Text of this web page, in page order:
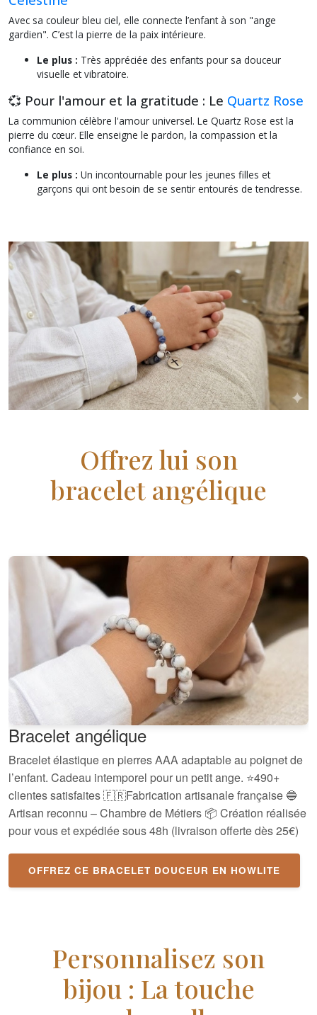
Avec sa couleur bleu ciel, elle connecte l’enfant à son "ange
gardien". C’est la pierre de la paix intérieure.
Le plus : Très appréciée des enfants pour sa douceur
visuelle et vibratoire.
💞 Pour l'amour et la gratitude : Le Quartz Rose
La communion célèbre l'amour universel. Le Quartz Rose est la
pierre du cœur. Elle enseigne le pardon, la compassion et la
confiance en soi.
Le plus : Un incontournable pour les jeunes filles et
garçons qui ont besoin de se sentir entourés de tendresse.
Offrez lui son
bracelet angélique
Bracelet angélique
Bracelet élastique en pierres AAA adaptable au poignet de
l’enfant. Cadeau intemporel pour un petit ange. ⭐490+
clientes satisfaites 🇫🇷Fabrication artisanale française 🔵
Artisan reconnu – Chambre de Métiers 📦 Création réalisée
pour vous et expédiée sous 48h (livraison offerte dès 25€)
OFFREZ CE BRACELET DOUCEUR EN HOWLITE
Personnalisez son
bijou : La touche